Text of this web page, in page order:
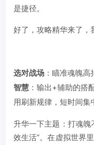
是捷径。
好了，攻略精华来了，
选对战场 ：瞄准魂魄
智慧 ：输出+辅助的搭
用刷新规律，短时间集
升华一下主题：打魂魄
效生活”。在虚拟世界